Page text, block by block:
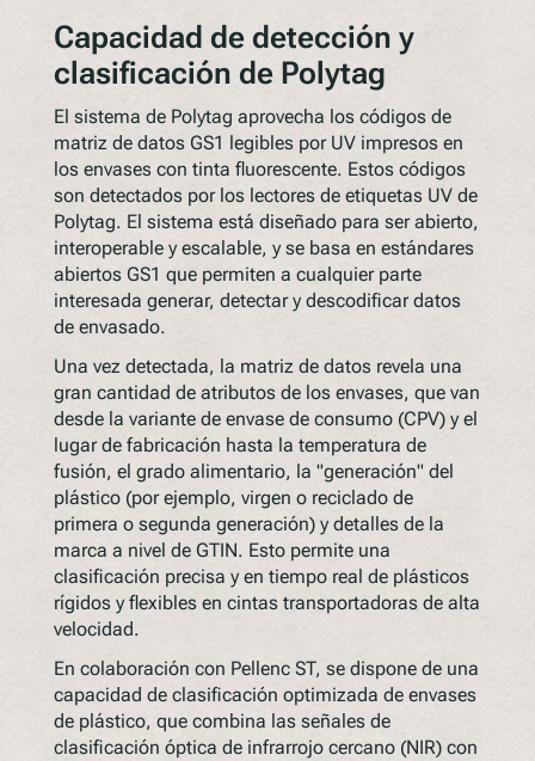
Capacidad de detección y
clasificación de Polytag
El sistema de Polytag aprovecha los códigos de
matriz de datos GS1 legibles por UV impresos en
los envases con tinta fluorescente. Estos códigos
son detectados por los lectores de etiquetas UV de
Polytag. El sistema está diseñado para ser abierto,
interoperable y escalable, y se basa en estándares
abiertos GS1 que permiten a cualquier parte
interesada generar, detectar y descodificar datos
de envasado.
Una vez detectada, la matriz de datos revela una
gran cantidad de atributos de los envases, que van
desde la variante de envase de consumo (CPV) y el
lugar de fabricación hasta la temperatura de
fusión, el grado alimentario, la "generación" del
plástico (por ejemplo, virgen o reciclado de
primera o segunda generación) y detalles de la
marca a nivel de GTIN. Esto permite una
clasificación precisa y en tiempo real de plásticos
rígidos y flexibles en cintas transportadoras de alta
velocidad.
En colaboración con Pellenc ST, se dispone de una
capacidad de clasificación optimizada de envases
de plástico, que combina las señales de
clasificación óptica de infrarrojo cercano (NIR) con